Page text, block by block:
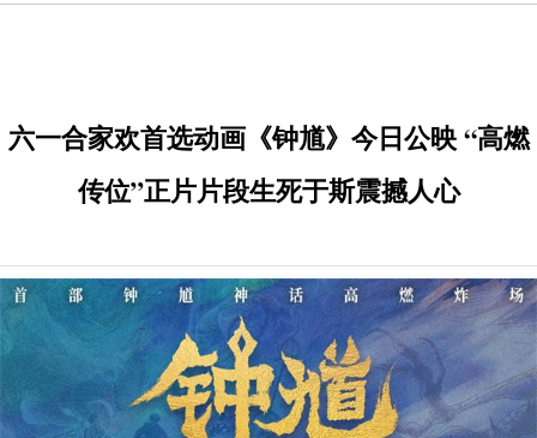
六一合家欢首选动画《钟馗》今日公映 “高燃
传位”正片片段生死于斯震撼人心